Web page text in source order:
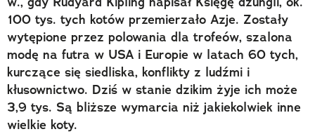
100 tys. tych kotów przemierzało Azje. Zostały
wytępione przez polowania dla trofeów, szalona
modę na futra w USA i Europie w latach 60 tych,
kurczące się siedliska, konflikty z ludźmi i
kłusownictwo. Dziś w stanie dzikim żyje ich może
3,9 tys. Są bliższe wymarcia niż jakiekolwiek inne
wielkie koty.